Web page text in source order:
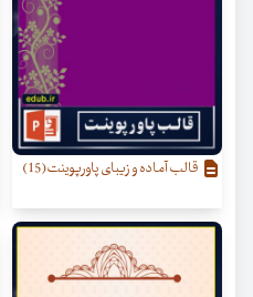
قالب آماده و زیبای پاورپوینت(15)